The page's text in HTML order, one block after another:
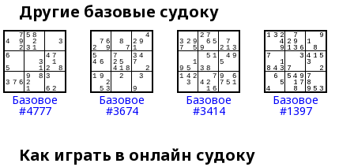
Другие базовые судоку
Базовое
#4777
Базовое
#3674
Базовое
#3414
Базовое
#1397
Как играть в онлайн судоку